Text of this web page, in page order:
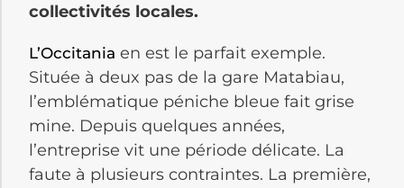
collectivités locales.
L’Occitania en est le parfait exemple.
Située à deux pas de la gare Matabiau,
l’emblématique péniche bleue fait grise
mine. Depuis quelques années,
l’entreprise vit une période délicate. La
faute à plusieurs contraintes. La première,